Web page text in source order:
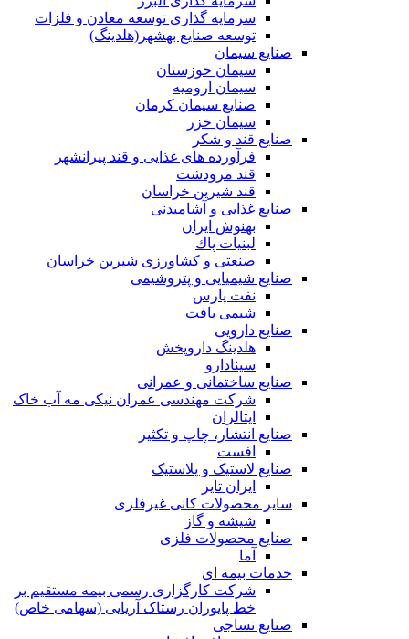
سرمایه گذاری توسعه معادن و فلزات
توسعه‌ صنایع‌ بهشهر(هلدینگ)
صنایع سیمان
سیمان خوزستان
سیمان ارومیه
صنایع سیمان کرمان
سیمان خزر
صنایع قند و شکر
فرآورده های غذایی و قند پیرانشهر
قند مرودشت
قند شیرین خراسان
صنایع غذايی و آشاميدنی
بهنوش ایران
لبنيات پاك
صنعتی و کشاورزی شیرین خراسان
صنایع شیمیایی و پتروشیمی
نفت پارس
شیمی بافت
صنایع دارویی
هلدینگ داروپخش
سینادارو
صنایع ساختمانی و عمرانی
شرکت مهندسی عمران نیکی مه آب خاک
ایتالران
صنایع انتشار، چاپ و تکثير
افست
صنایع لاستیک و پلاستیک
ایران تایر
ساير محصولات كانی غيرفلزی
شیشه و گاز
صنایع محصولات فلزی
آما
خدمات بیمه ای
شرکت کارگزاری رسمی بیمه مستقیم بر
خط پایوران رستاک آریایی (سهامی خاص)
صنایع نساجی